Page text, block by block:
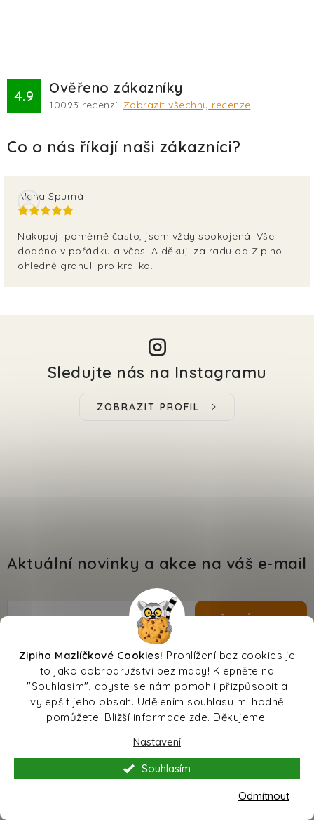
Zipiho Mazlíčkové Cookies! Prohlížení bez cookies je
to jako dobrodružství bez mapy! Klepněte na
"Souhlasím", abyste se nám pomohli přizpůsobit a
vylepšit jeho obsah. Udělením souhlasu mi hodně
pomůžete. Bližší informace zde. Děkujeme!
Nastavení
Odmítnout
Souhlasím
4.9 Ověřeno zákazníky
10093 recenzí. Zobrazit všechny recenze
Alena Spurná
Nakupuji poměrně často, jsem vždy spokojená. Vše
dodáno v pořádku a včas. A děkuji za radu od Zipiho
ohledně granulí pro králíka.
Sledujte nás na Instagramu
ZOBRAZIT PROFIL
Aktuální novinky a akce na váš e-mail
E-mail
Vložením e-mailu souhlasíte spodmínkami ochrany
osobních údajů
PŘIHLÁSIT SE
Pomůžeme vám s výběrem